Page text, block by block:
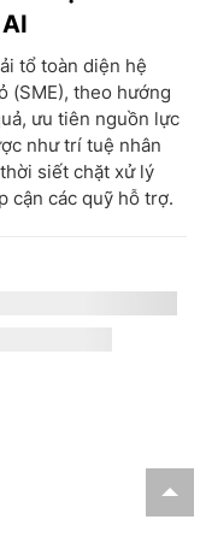
tổ toàn diện hệ
(SME), theo hướng
ưu tiên nguồn lực
như trí tuệ nhân
siết chặt xử lý
cận các quỹ hỗ trợ.